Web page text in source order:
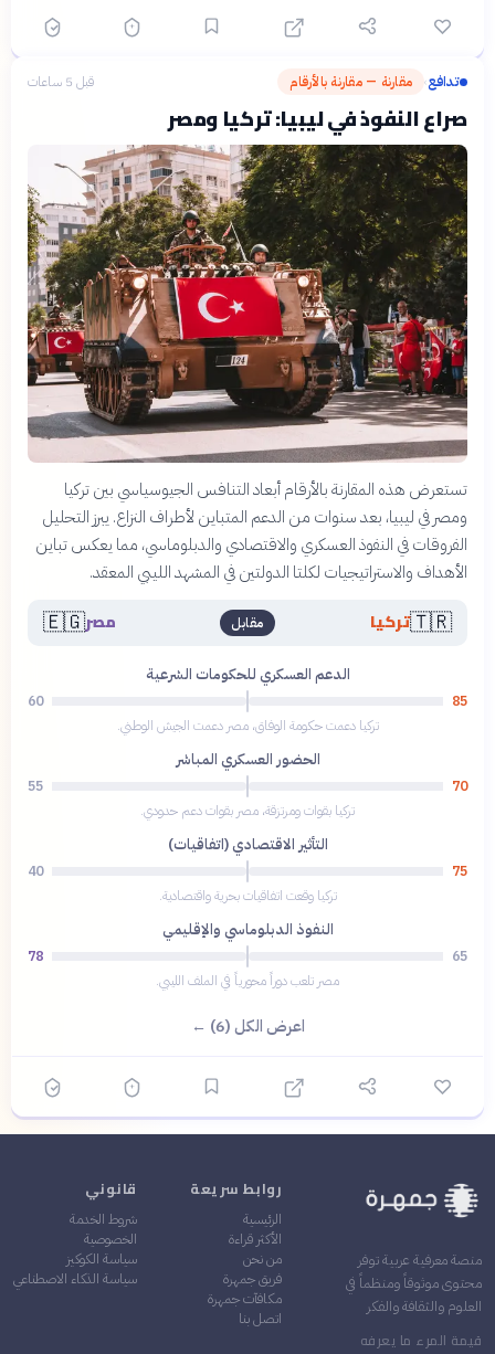
تدافع› مقارنة — مقارنة بالأرقام قبل 5 ساعات
صراع النفوذ في ليبيا: تركيا ومصر
تستعرض هذه المقارنة بالأرقام أبعاد التنافس الجيوسياسي بين تركيا
ومصر في ليبيا، بعد سنوات من الدعم المتباين لأطراف النزاع. يبرز التحليل
الفروقات في النفوذ العسكري والاقتصادي والدبلوماسي، مما يعكس تباين
الأهداف والاستراتيجيات لكلتا الدولتين في المشهد الليبي المعقد.
🇹🇷تركيا مقابل مصر🇪🇬
الدعم العسكري للحكومات الشرعية
85
60
تركيا دعمت حكومة الوفاق، مصر دعمت الجيش الوطني.
الحضور العسكري المباشر
70
55
تركيا بقوات ومرتزقة، مصر بقوات دعم حدودي.
التأثير الاقتصادي (اتفاقيات)
75
40
تركيا وقعت اتفاقيات بحرية واقتصادية.
النفوذ الدبلوماسي والإقليمي
65
78
مصر تلعب دوراً محورياً في الملف الليبي.
اعرض الكل (6) ←
منصة معرفية عربية توفر
محتوى موثوقاً ومنظماً في
العلوم والثقافة والفكر
قيمة المرء ما يعرفه
روابط سريعة
الرئيسية
الأكثر قراءة
من نحن
فريق جمهرة
مكافآت جمهرة
اتصل بنا
قانوني
شروط الخدمة
الخصوصية
سياسة الكوكيز
سياسة الذكاء الاصطناعي